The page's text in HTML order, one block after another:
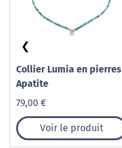
Collier Lumia en pierres
Apatite
79,00 €
Voir le produit
❮